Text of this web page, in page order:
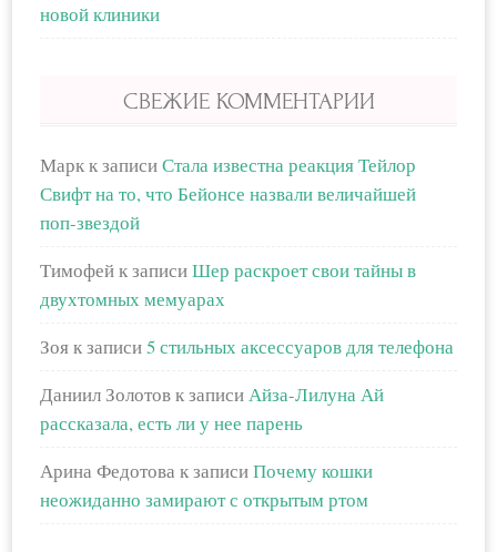
новой клиники
СВЕЖИЕ КОММЕНТАРИИ
Маркк записиСтала известна реакция Тейлор
Свифт на то, что Бейонсе назвали величайшей
поп-звездой
Тимофейк записиШер раскроет свои тайны в
двухтомных мемуарах
Зояк записи5 стильных аксессуаров для телефона
Даниил Золотовк записиАйза-Лилуна Ай
рассказала, есть ли у нее парень
Арина Федотова к записиПочему кошки
неожиданно замирают с открытым ртом